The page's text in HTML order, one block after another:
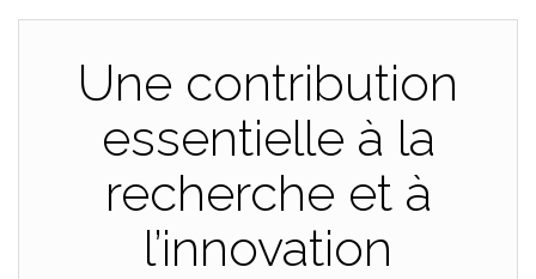
Une contribution
essentielle à la
recherche et à
l’innovation